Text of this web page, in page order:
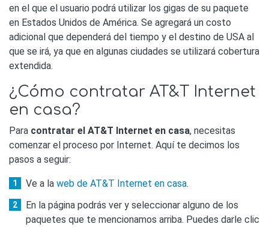
en el que el usuario podrá utilizar los gigas de su paquete
en Estados Unidos de América. Se agregará un costo
adicional que dependerá del tiempo y el destino de USA al
que se irá, ya que en algunas ciudades se utilizará cobertura
extendida.
¿Cómo contratar AT&T Internet
en casa?
Para contratar el AT&T Internet en casa, necesitas
comenzar el proceso por Internet. Aquí te decimos los
pasos a seguir:
Ve a la web de AT&T Internet en casa.
En la página podrás ver y seleccionar alguno de los
paquetes que te mencionamos arriba. Puedes darle clic